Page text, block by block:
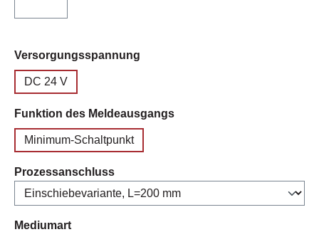
Versorgungsspannung
DC 24 V
Funktion des Meldeausgangsauswählen
Minimum-Schaltpunkt
Prozessanschlussauswählen
Mediumartauswählen